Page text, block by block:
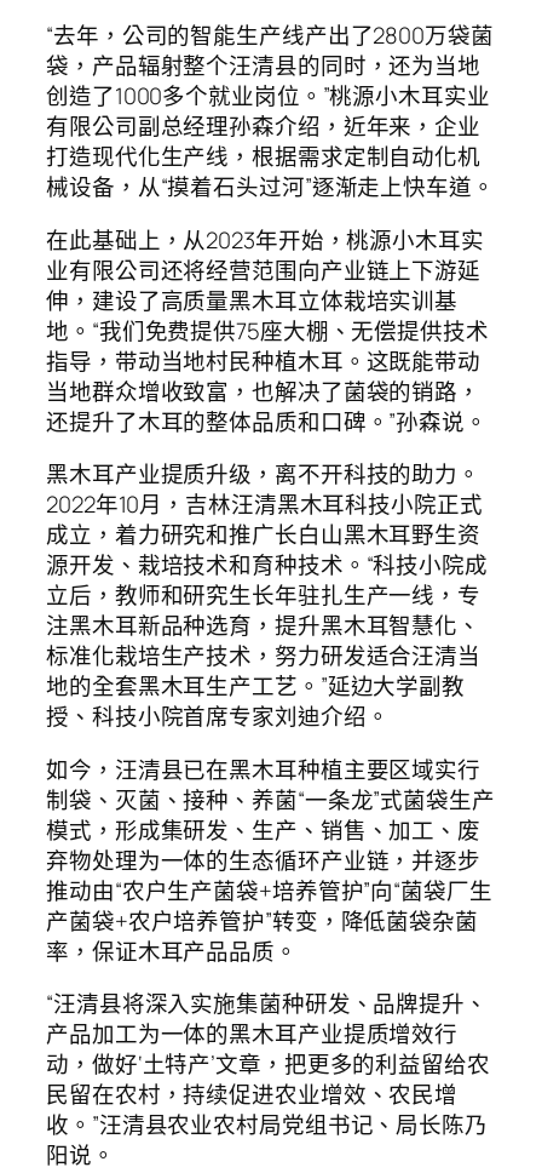
“去年，公司的智能生产线产出了2800万袋菌
袋，产品辐射整个汪清县的同时，还为当地
创造了1000多个就业岗位。”桃源小木耳实业
有限公司副总经理孙森介绍，近年来，企业
打造现代化生产线，根据需求定制自动化机
械设备，从“摸着石头过河”逐渐走上快车道。
在此基础上，从2023年开始，桃源小木耳实
业有限公司还将经营范围向产业链上下游延
伸，建设了高质量黑木耳立体栽培实训基
地。“我们免费提供75座大棚、无偿提供技术
指导，带动当地村民种植木耳。这既能带动
当地群众增收致富，也解决了菌袋的销路，
还提升了木耳的整体品质和口碑。”孙森说。
黑木耳产业提质升级，离不开科技的助力。
2022年10月，吉林汪清黑木耳科技小院正式
成立，着力研究和推广长白山黑木耳野生资
源开发、栽培技术和育种技术。“科技小院成
立后，教师和研究生长年驻扎生产一线，专
注黑木耳新品种选育，提升黑木耳智慧化、
标准化栽培生产技术，努力研发适合汪清当
地的全套黑木耳生产工艺。”延边大学副教
授、科技小院首席专家刘迪介绍。
如今，汪清县已在黑木耳种植主要区域实行
制袋、灭菌、接种、养菌“一条龙”式菌袋生产
模式，形成集研发、生产、销售、加工、废
弃物处理为一体的生态循环产业链，并逐步
推动由“农户生产菌袋+培养管护”向“菌袋厂生
产菌袋+农户培养管护”转变，降低菌袋杂菌
率，保证木耳产品品质。
“汪清县将深入实施集菌种研发、品牌提升、
产品加工为一体的黑木耳产业提质增效行
动，做好‘土特产’文章，把更多的利益留给农
民留在农村，持续促进农业增效、农民增
收。”汪清县农业农村局党组书记、局长陈乃
阳说。